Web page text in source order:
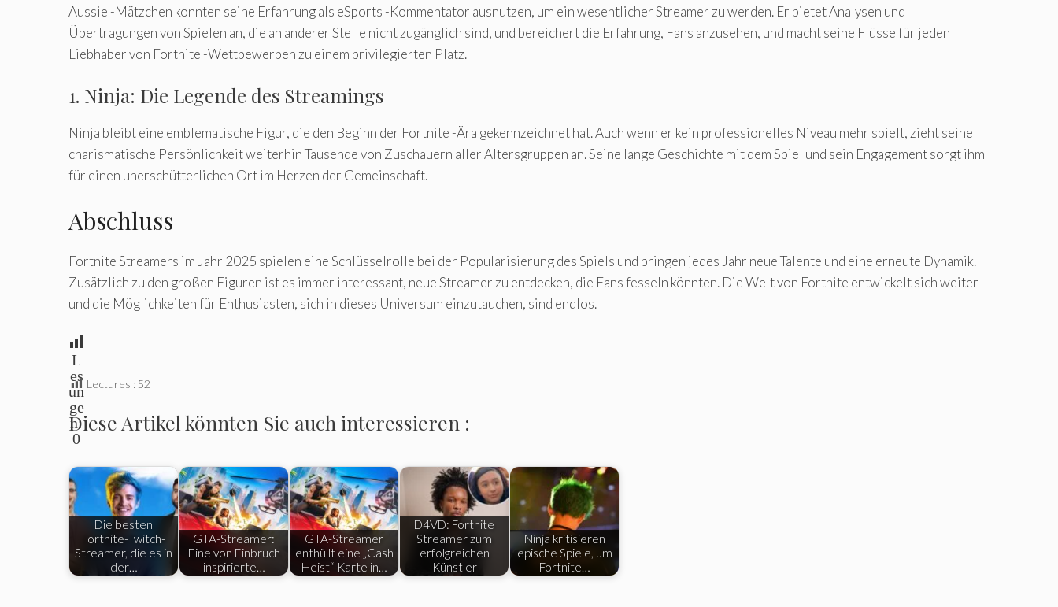
Aussie -Mätzchen konnten seine Erfahrung als eSports -Kommentator ausnutzen, um ein wesentlicher Streamer zu werden. Er bietet Analysen und
Übertragungen von Spielen an, die an anderer Stelle nicht zugänglich sind, und bereichert die Erfahrung, Fans anzusehen, und macht seine Flüsse für jeden
Liebhaber von Fortnite -Wettbewerben zu einem privilegierten Platz.
1. Ninja: Die Legende des Streamings
Ninja bleibt eine emblematische Figur, die den Beginn der Fortnite -Ära gekennzeichnet hat. Auch wenn er kein professionelles Niveau mehr spielt, zieht seine
charismatische Persönlichkeit weiterhin Tausende von Zuschauern aller Altersgruppen an. Seine lange Geschichte mit dem Spiel und sein Engagement sorgt ihm
für einen unerschütterlichen Ort im Herzen der Gemeinschaft.
Abschluss
Fortnite Streamers im Jahr 2025 spielen eine Schlüsselrolle bei der Popularisierung des Spiels und bringen jedes Jahr neue Talente und eine erneute Dynamik.
Zusätzlich zu den großen Figuren ist es immer interessant, neue Streamer zu entdecken, die Fans fesseln könnten. Die Welt von Fortnite entwickelt sich weiter
und die Möglichkeiten für Enthusiasten, sich in dieses Universum einzutauchen, sind endlos.
L
es
un
ge
n:
0
Lectures : 52
Diese Artikel könnten Sie auch interessieren :
Die besten
Fortnite-Twitch-
Streamer, die es in
der…
GTA-Streamer:
Eine von Einbruch
inspirierte…
GTA-Streamer
enthüllt eine „Cash
Heist“-Karte in…
D4VD: Fortnite
Streamer zum
erfolgreichen
Künstler
Ninja kritisieren
epische Spiele, um
Fortnite…